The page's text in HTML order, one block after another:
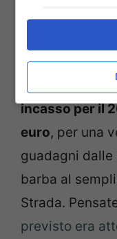
Pensate che,
incasso per il
euro, per una
guadagni dalle
barba al
Strada.
previsto era